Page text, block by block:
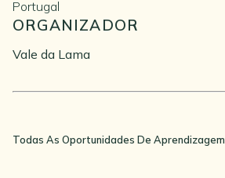
Portugal
ORGANIZADOR
Vale da Lama
Todas As Oportunidades De Aprendizagem